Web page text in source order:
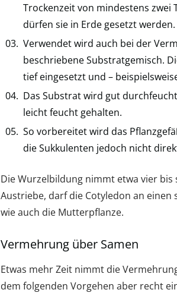
Trockenzeit von mindestens zwei
dürfen sie in Erde gesetzt werden.
Verwendet wird auch bei der
beschriebene Substratgemisch.
tief eingesetzt und –
Das Substrat wird gut
leicht feucht gehalten.
So vorbereitet wird das
die Sukkulenten jedoch nicht
Die Wurzelbildung nimmt etwa vier bis
Austriebe, darf die Cotyledon an
wie auch die Mutterpflanze.
Vermehrung über Samen
Etwas mehr Zeit nimmt die
dem folgenden Vorgehen aber recht